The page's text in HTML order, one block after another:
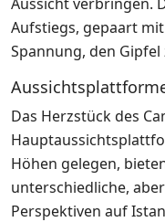
Aufstiegs, gepaart
Spannung, den
Das Herzstück des
Höhen gelegen,
unterschiedliche,
Perspektiven auf